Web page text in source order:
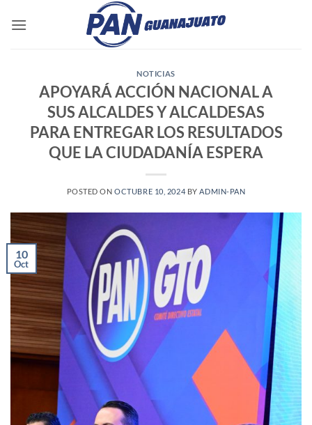
NOTICIAS
APOYARÁ ACCIÓN NACIONAL A
SUS ALCALDES Y ALCALDESAS
PARA ENTREGAR LOS RESULTADOS
QUE LA CIUDADANÍA ESPERA
POSTED ONOCTUBRE 10, 2024 BY ADMIN-PAN
10
Oct